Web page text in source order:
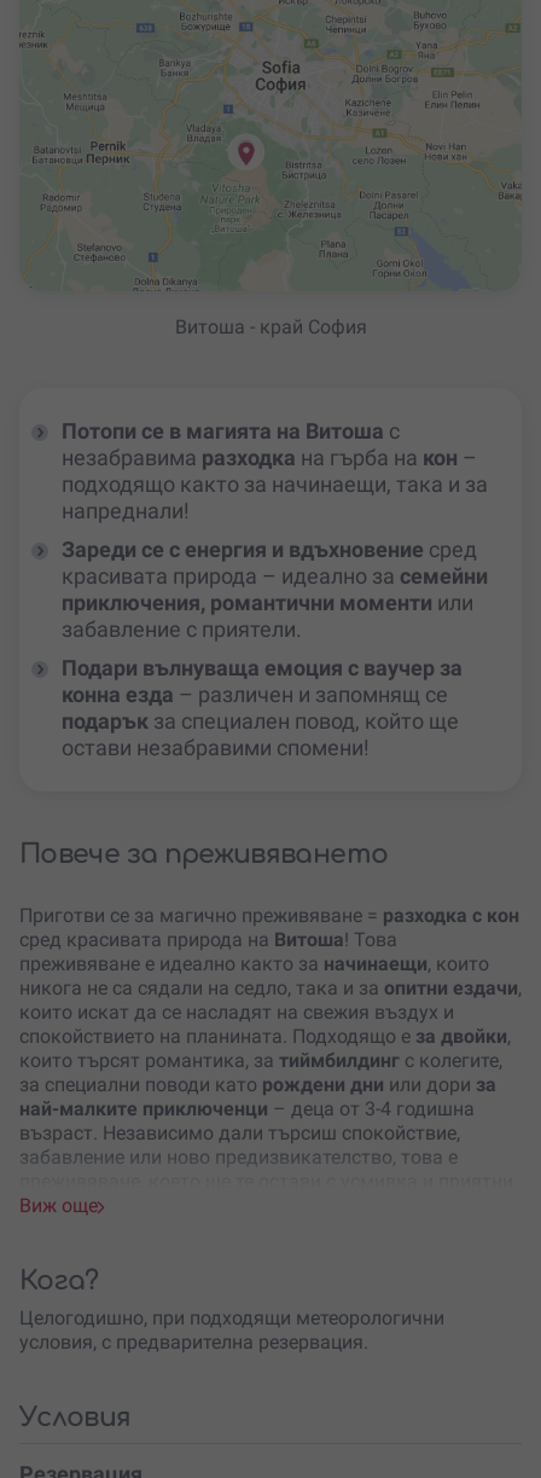
Витоша - край София
Потопи се в магията на Витоша с
незабравима разходка на гърба на кон –
подходящо както за начинаещи, така и за
напреднали!
Зареди се с енергия и вдъхновение сред
красивата природа – идеално за семейни
приключения, романтични моменти или
забавление с приятели.
Подари вълнуваща емоция с ваучер за
конна езда – различен и запомнящ се
подарък за специален повод, който ще
остави незабравими спомени!
Повече за преживяването
Приготви се за магично преживяване = разходка с кон
сред красивата природа на Витоша! Това
преживяване е идеално както за начинаещи, които
никога не са сядали на седло, така и за опитни ездачи,
които искат да се насладят на свежия въздух и
спокойствието на планината. Подходящо е за двойки,
които търсят романтика, за тиймбилдинг с колегите,
за специални поводи като рождени дни или дори за
най-малките приключенци – деца от 3-4 годишна
възраст. Независимо дали търсиш спокойствие,
забавление или ново предизвикателство, това е
спомени.
професионален инструктор
твоята безопасност и комфорт
яздил, не се притеснявай – всичко ще бъде
съобразено ствоето ниво . За напредналите ездачи
на леката езда и красивите гледки.
Разходките с кон преминават през
Виж още
Кога?
Целогодишно, при подходящи метеорологични
условия, с предварителна резервация.
Условия